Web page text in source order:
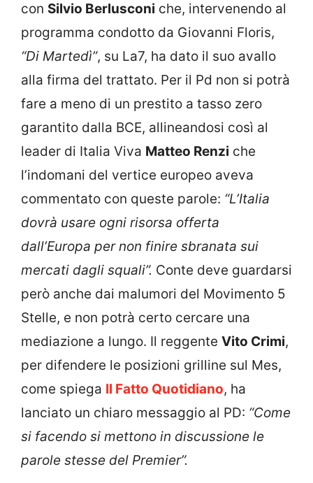
con Silvio Berlusconi che, intervenendo al
programma condotto da Giovanni Floris,
“Di Martedì”, su La7, ha dato il suo avallo
alla firma del trattato. Per il Pd non si potrà
fare a meno di un prestito a tasso zero
garantito dalla BCE, allineandosi così al
leader di Italia Viva Matteo Renzi che
l’indomani del vertice europeo aveva
commentato con queste parole: “L’Italia
dovrà usare ogni risorsa offerta
dall’Europa per non finire sbranata sui
mercati dagli squali”. Conte deve guardarsi
però anche dai malumori del Movimento 5
Stelle, e non potrà certo cercare una
mediazione a lungo. Il reggente Vito Crimi,
per difendere le posizioni grilline sul Mes,
come spiega Il Fatto Quotidiano, ha
lanciato un chiaro messaggio al PD: “Come
si facendo si mettono in discussione le
parole stesse del Premier”.